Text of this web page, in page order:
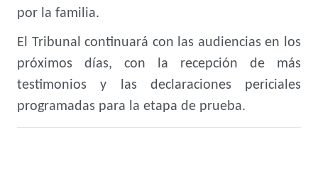
por la familia.
El Tribunal continuará con las audiencias en los
próximos días, con la recepción de más
testimonios y las declaraciones periciales
programadas para la etapa de prueba.